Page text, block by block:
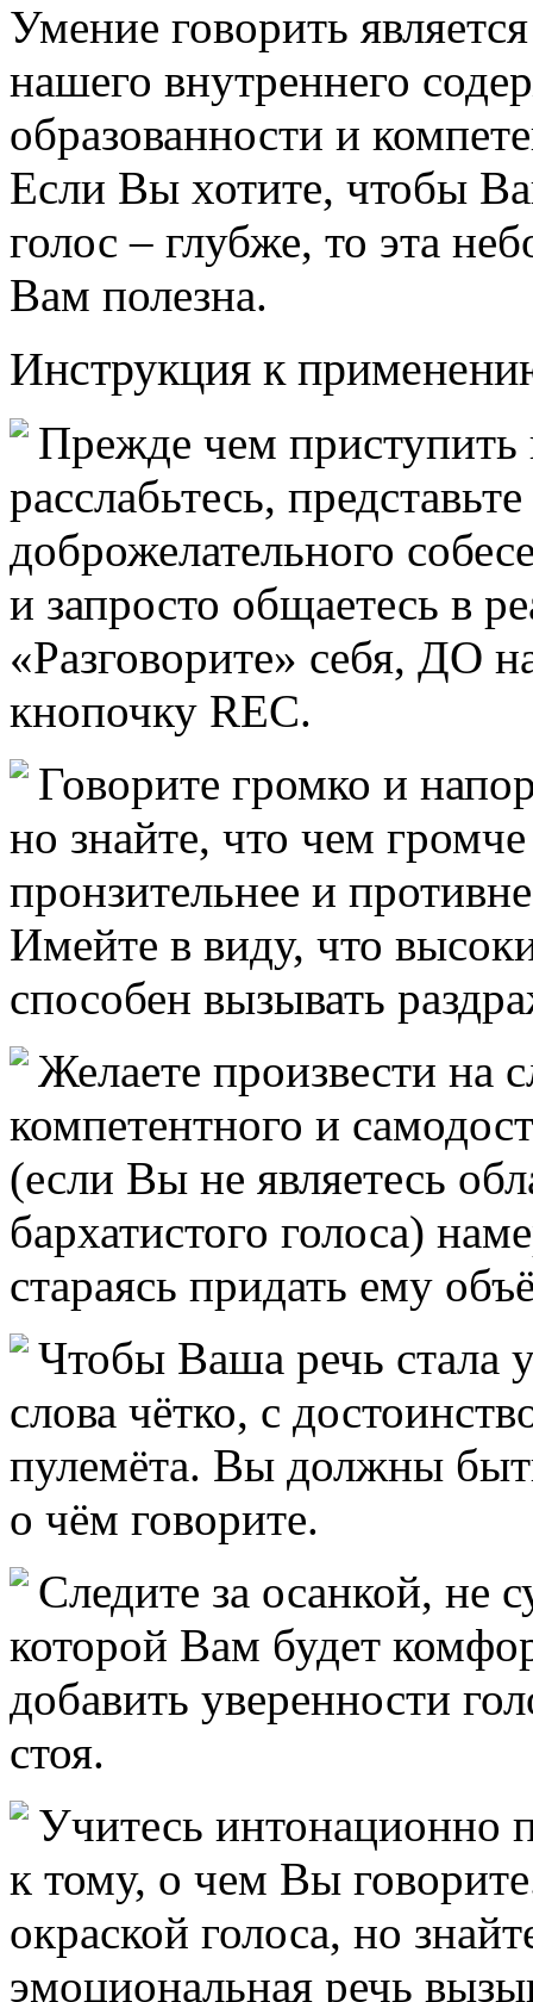
Умение говорить
нашего внутреннего
образованности и
Если Вы хотите, чтобы
голос – глубже, то эта
Вам полезна.
Инструкция к
Прежде чем приступить
расслабьтесь,
доброжелательного
и запросто общаетесь в
«Разговорите» себя, ДО
кнопочку REC.
Говорите громко и
но знайте, что чем
пронзительнее и
Имейте в виду, что
способен вызывать
Желаете произвести на
компетентного и
(если Вы не являетесь
бархатистого голоса)
стараясь придать ему
Чтобы Ваша речь стала
слова чётко, с
пулемёта. Вы должны
о чём говорите.
Следите за осанкой, не
которой Вам будет
добавить уверенности
стоя.
Учитесь интонационно
к тому, о чем Вы
окраской голоса, но
эмоциональная речь